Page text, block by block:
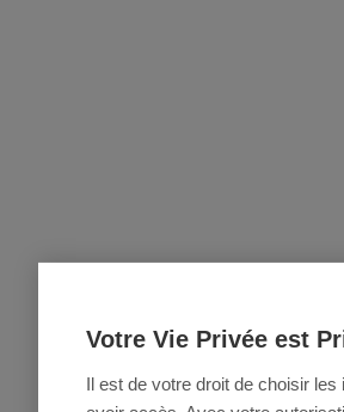
Votre Vie Privée est
Il est de votre droit de choisir